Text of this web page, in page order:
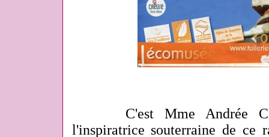
C'est Mme Andrée
l'inspiratrice souterraine de ce